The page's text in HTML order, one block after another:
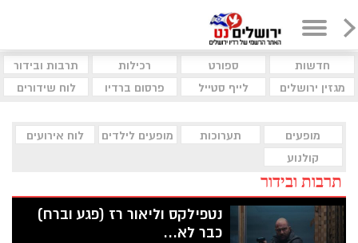
חדשות ספורט רכילות
תרבות ובידור
מגזין ירושלים
לייף סטייל פרסום ברדיו לוח שידורים
מופעים תערוכות מופעים לילדים
לוח אירועים
קולנוע
תרבות ובידור
נטפילקס וליאור רז (פגע וברח)
כבר לא...